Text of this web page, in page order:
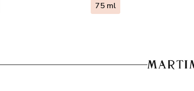
75 ml